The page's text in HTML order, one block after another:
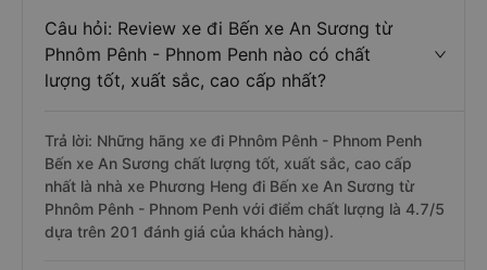
Câu hỏi: Review xe đi Bến xe An Sương từ
Phnôm Pênh - Phnom Penh nào có chất
lượng tốt, xuất sắc, cao cấp nhất?
Trả lời: Những hãng xe đi Phnôm Pênh - Phnom Penh
Bến xe An Sương chất lượng tốt, xuất sắc, cao cấp
nhất là nhà xe Phương Heng đi Bến xe An Sương từ
Phnôm Pênh - Phnom Penh với điểm chất lượng là 4.7/5
dựa trên 201 đánh giá của khách hàng).